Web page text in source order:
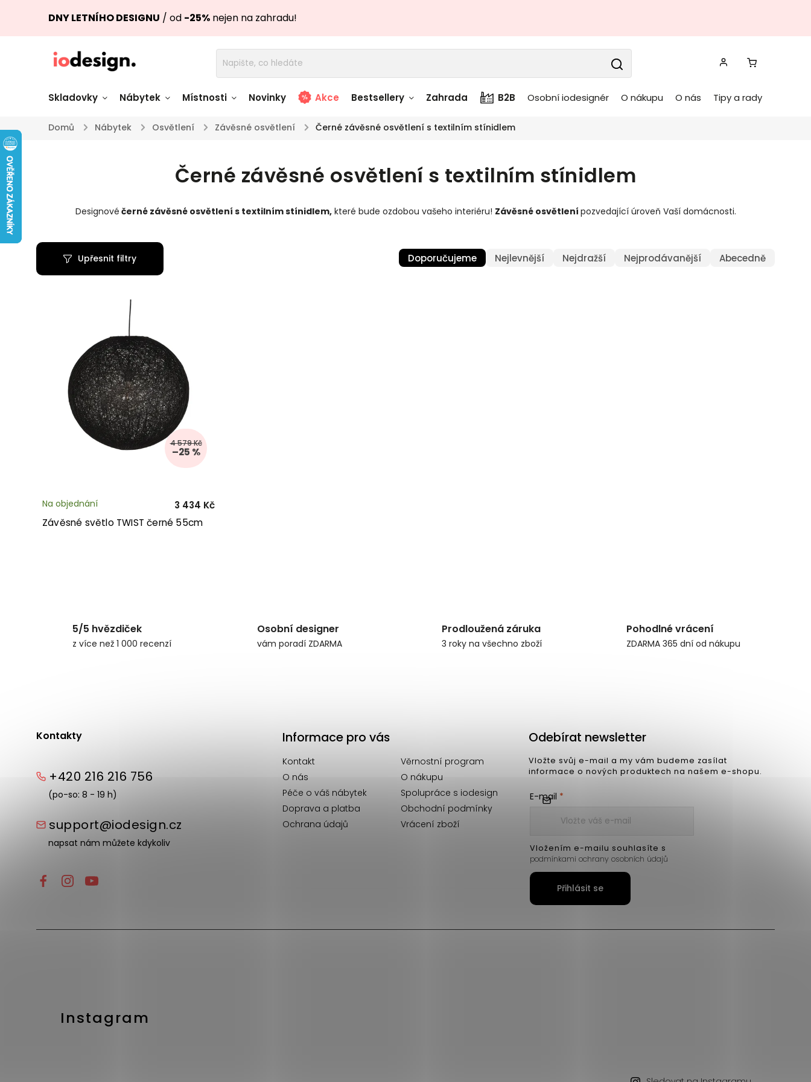
DNY LETNÍHO DESIGNU / od -25% nejen na zahradu!
Skladovky
Židle skladem
Úložné prostory
skladem
Zahradní nábytek
skladem
Světla skladem
Doplňky a
Nádobí skladem
Nábytek Místnosti Novinky Akce Bestsellery Zahrada B2B Osobní iodesignér O nákupu O nás Tipy a rady
Domů / Nábytek / Osvětlení / Závěsné osvětlení / Černé závěsné osvětlení s textilním stínidlem
Černé závěsné osvětlení s textilním stínidlem
Designové černé závěsné osvětlení s textilním stínidlem,které bude ozdobou vašeho interiéru! Závěsné osvětlení pozvedající úroveň Vaší domácnosti.
Doporučujeme Nejlevnější Nejdražší Nejprodávanější Abecedně
Upřesnit filtry
4 579 Kč
–25 %
Závěsné světlo TWIST černé 55cm
Na objednání 3 434 Kč
5/5 hvězdiček
z více než 1 000 recenzí
Osobní designer
vám poradí ZDARMA
Prodloužená záruka
3 roky na všechno zboží
Pohodlné vrácení
ZDARMA 365 dní od nákupu
Kontakty
+420 216 216 756
(po-so: 8 - 19 h)
support@iodesign.cz
napsat nám můžete kdykoliv
Informace pro vás
Kontakt
Věrnostní program
O nás
O nákupu
Péče o váš nábytek
Spolupráce s iodesign
Doprava a platba
Obchodní podmínky
Ochrana údajů
Vrácení zboží
Instagram
Odebírat newsletter
Vložte svůj e-mail a my vám budeme zasílat
informace o nových produktech na našem e-shopu.
E-mail
Vložením e-mailu souhlasíte s
podmínkami ochrany osobních údajů
Přihlásit se